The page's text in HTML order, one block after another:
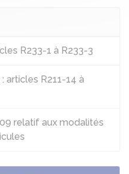
R233-1 à R233-3
articles R211-14 à
relatif aux modalités